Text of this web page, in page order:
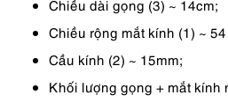
Chiều dài gọng (3) ~ 14cm;
Chiều rộng mắt kính (1) ~
Cầu kính (2) ~ 15mm;
Khối lượng gọng + mắt kính